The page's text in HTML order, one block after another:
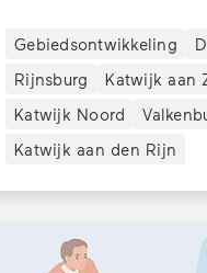
Gebiedsontwikkeling
Rijnsburg
Katwijk aan
Katwijk Noord
Katwijk aan den Rijn